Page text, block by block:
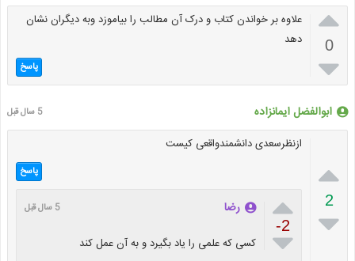

0

علاوه بر خواندن کتاب و درک آن مطالب را بیاموزد وبه دیگران نشان
دهد
پاسخ
ابوالفضل ایمانزاده 5 سال قبل

2

ازنظرسعدی دانشمندواقعی کیست
پاسخ

-2

رضا 5 سال قبل
کسی که علمی را یاد بگیرد و به آن عمل کند